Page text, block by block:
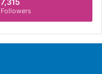
7,315
Followers